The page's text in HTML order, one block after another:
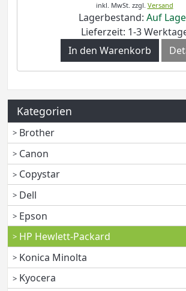
inkl. MwSt. zzgl. Versand
Lagerbestand: Auf
Lieferzeit: 1-3
In den Warenkorb
Kategorien
Brother
Canon
Copystar
Dell
Epson
HP Hewlett-Packard
Konica Minolta
Kyocera